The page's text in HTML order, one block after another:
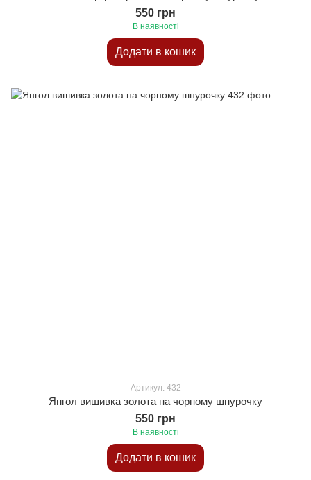
550 грн
В наявності
Додати в кошик
Артикул: 432
Янгол вишивка золота на чорному шнурочку
550 грн
В наявності
Додати в кошик